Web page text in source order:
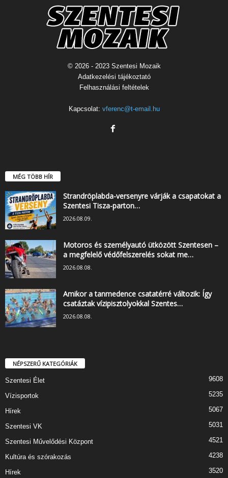
© 2026 - 2023 Szentesi Mozaik
Adatkezelési tájékoztató
Felhasználási feltételek
Kapcsolat: vferenc@t-email.hu
MÉG TÖBB HÍR
Strandröplabda-versenyre várják a csapatokat a
Szentesi Tisza-parton…
2026.08.09.
Motoros és személyautó ütközött Szentesen –
a megfelelő védőfelszerelés sokat me…
2026.08.08.
Amikor a tanmedence csatatérré változik: Így
csatáztak vízipisztolyokkal Szentes…
2026.08.08.
NÉPSZERŰ KATEGÓRIÁK
Szentesi Élet 9608
Vízisportok 5235
Hírek 5067
Szentesi VK 5031
Szentesi Művelődési Központ 4521
Kultúra és szórakozás 4238
Hírek 3520